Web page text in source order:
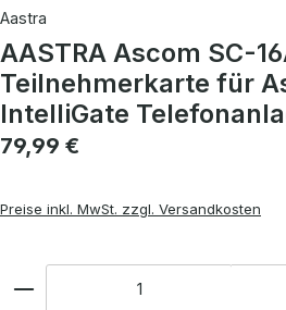
Aastra
AASTRA Ascom SC-
Teilnehmerkarte für
IntelliGate
Regulärer Preis:
79,99 €
Preise inkl. MwSt. zzgl. Versandkosten